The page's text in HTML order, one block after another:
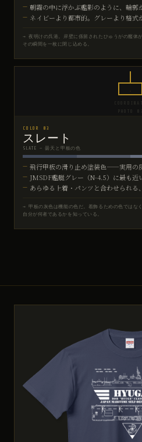
朝霧の中に浮かぶ艦影のように、輪
ネイビーより都市的。グレーより格
→ 夜明けの呉港。岸壁に係留されたひゅうがの艦体
その瞬間を一枚に閉じ込める。
COLOR 03
スレート
SLATE — 曇天と甲板の色
飛行甲板の滑り止め塗装色——実用の
JMSDF艦艇グレー（N-4.5）に最も近
あらゆる上着・パンツと合わせられる
→ 甲板の灰色は機能の色だ。着飾るための色ではな
自分が何者であるかを知っている。